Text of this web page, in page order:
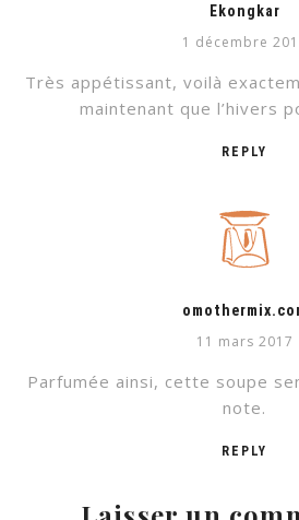
Ekongkar
1 décembre
REPLY
Très appétissant, voilà
maintenant que l’hivers
11 mars 2017
REPLY
Parfumée ainsi, cette soupe
note.